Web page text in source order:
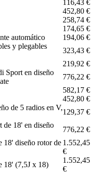
116,43 €
452,80 €
258,74 €
174,65 €
automático
194,06 €
y plegables
323,43 €
219,92 €
Sport en diseño
776,22 €
582,17 €
452,80 €
de 5 radios en V,
129,37 €
de 18' en diseño
776,22 €
18' diseño rotor de 1.552,45
€
18' (7,5J x 18)
1.552,45
€